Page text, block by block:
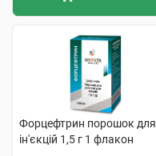
Форцефтрин порошок для
ін'єкцій 1,5 г 1 флакон